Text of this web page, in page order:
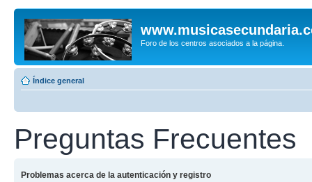
Foro de los centros asociados a la página.
Índice general
Preguntas Frecuentes
Problemas acerca de la autenticación y registro